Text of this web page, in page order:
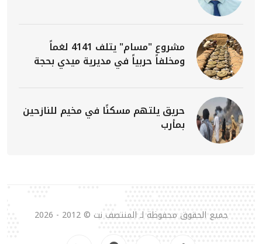
مشروع "مسام" يتلف 4141 لغماً
ومخلفاً حربياً في مديرية ميدي بحجة
حريق يلتهم مسكنًا في مخيم للنازحين
بمأرب
جميع الحقوق محفوظة لـ المنتصف نت © 2012 - 2026